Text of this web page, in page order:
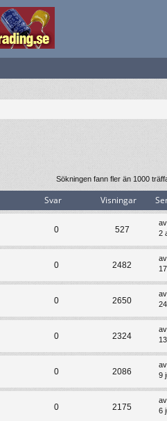
Sökningen fann fler än 1000
Svar Visningar
0 527
av
2
0 2482
av
0 2650
av
0 2324
av
0 2086
av
9
0 2175
av
6